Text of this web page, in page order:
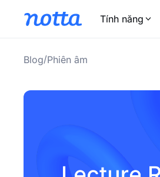
Tính năng
Blog/Phiên âm